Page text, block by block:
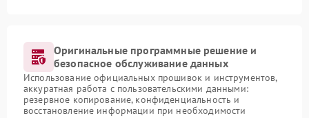
Оригинальные программные решение и
безопасное обслуживание данных
Использование официальных прошивок и инструментов,
аккуратная работа с пользовательскими данными:
резервное копирование, конфиденциальность и
восстановление информации при необходимости